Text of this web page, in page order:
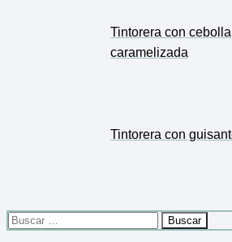
Tintorera con cebolla
caramelizada
Tintorera con
Buscar: